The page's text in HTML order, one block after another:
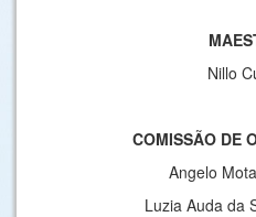
Nillo
COMISSÃO DE
Angelo
Luzia Auda da